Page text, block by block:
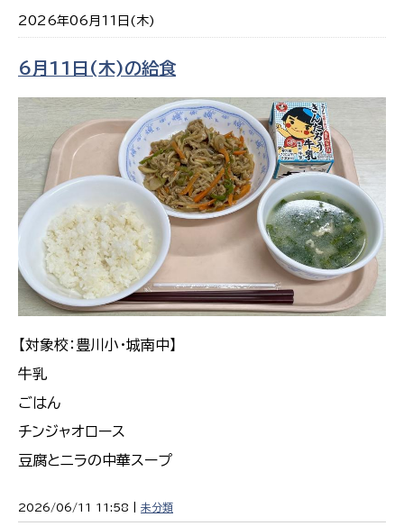
2026年06月11日(木)
6月11日(木)の給食
【対象校：豊川小・城南中】
牛乳
ごはん
チンジャオロース
豆腐とニラの中華スープ
2026/06/11 11:58 | 未分類